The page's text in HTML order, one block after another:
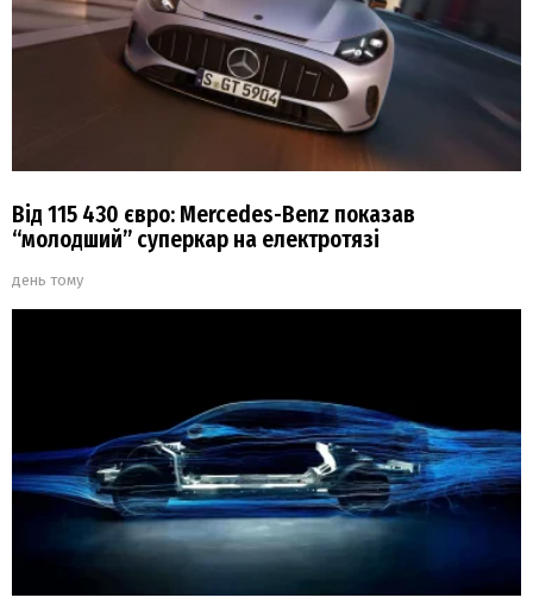
Від 115 430 євро: Mercedes-Benz показав
“молодший” суперкар на електротязі
день тому